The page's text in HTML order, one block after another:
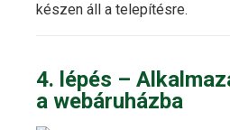
készen áll a telepítésre.
4. lépés –
a webáruházba